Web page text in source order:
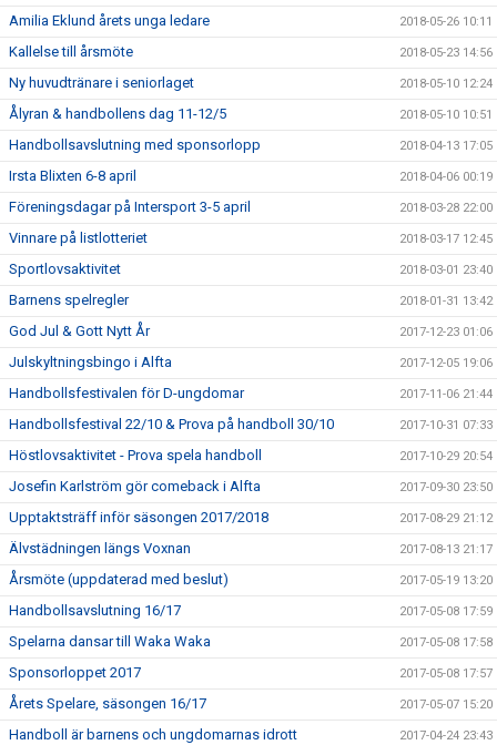
Amilia Eklund årets unga ledare 2018-05-26 10:11
Kallelse till årsmöte 2018-05-23 14:56
Ny huvudtränare i seniorlaget 2018-05-10 12:24
Ålyran & handbollens dag 11-12/5 2018-05-10 10:51
Handbollsavslutning med sponsorlopp 2018-04-13 17:05
Irsta Blixten 6-8 april 2018-04-06 00:19
Föreningsdagar på Intersport 3-5 april 2018-03-28 22:00
Vinnare på listlotteriet 2018-03-17 12:45
Sportlovsaktivitet 2018-03-01 23:40
Barnens spelregler 2018-01-31 13:42
God Jul & Gott Nytt År 2017-12-23 01:06
Julskyltningsbingo i Alfta 2017-12-05 19:06
Handbollsfestivalen för D-ungdomar 2017-11-06 21:44
Handbollsfestival 22/10 & Prova på handboll 30/10 2017-10-31 07:33
Höstlovsaktivitet - Prova spela handboll 2017-10-29 20:54
Josefin Karlström gör comeback i Alfta 2017-09-30 23:50
Upptaktsträff inför säsongen 2017/2018 2017-08-29 21:12
Älvstädningen längs Voxnan 2017-08-13 21:17
Årsmöte (uppdaterad med beslut) 2017-05-19 13:20
Handbollsavslutning 16/17 2017-05-08 17:59
Spelarna dansar till Waka Waka 2017-05-08 17:58
Sponsorloppet 2017 2017-05-08 17:57
Årets Spelare, säsongen 16/17 2017-05-07 15:20
Handboll är barnens och ungdomarnas idrott 2017-04-24 23:43